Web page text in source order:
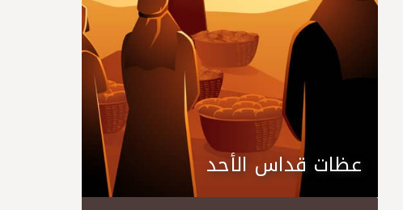
عظات قداس الأحد